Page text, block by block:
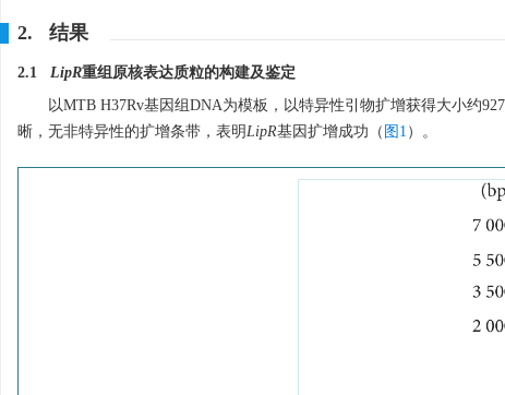
2. 结果
2.1 LipR重组原核表达质粒的构建及鉴定
以MTB H37Rv基因组DNA为模板，以特异性引物扩增获得大小约
晰，无非特异性的扩增条带，表明LipR基因扩增成功（ 图1）。